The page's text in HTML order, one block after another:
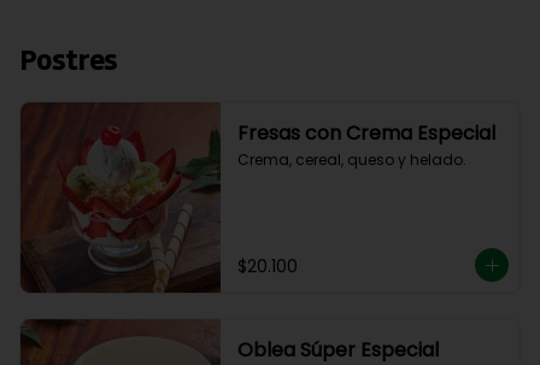
Postres
Fresas con Crema Especial
Crema, cereal, queso y helado.
$20.100
Oblea Súper Especial